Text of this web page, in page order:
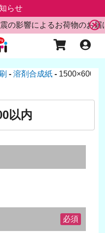
らせ
の影響によるお荷物のお届
溶剤合成紙 1500×600以
以内
必須